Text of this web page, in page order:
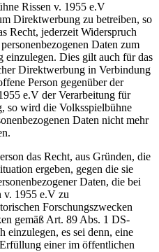
Rissen v. 1955 e.V
Direktwerbung zu betreiben, so
Recht, jederzeit Widerspruch
Daten zum
einzulegen. Dies gilt auch für das
Direktwerbung in Verbindung
Person gegenüber der
e.V der Verarbeitung für
so wird die Volksspielbühne
Daten nicht mehr
das Recht, aus Gründen, die
ergeben, gegen die sie
Daten, die bei
v. 1955 e.V zu
Forschungszwecken
gemäß Art. 89 Abs. 1 DS-
es sei denn, eine
einer im öffentlichen